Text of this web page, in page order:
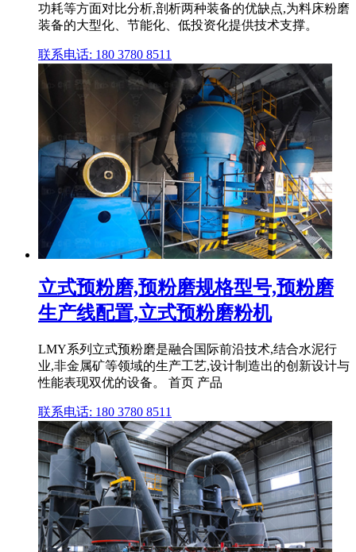
功耗等方面对比分析,剖析两种装备的优缺点,为料床粉磨
装备的大型化、节能化、低投资化提供技术支撑。
联系电话: 180 3780 8511
立式预粉磨,预粉磨规格型号,预粉磨
生产线配置,立式预粉磨粉机
LMY系列立式预粉磨是融合国际前沿技术,结合水泥行
业,非金属矿等领域的生产工艺,设计制造出的创新设计与
性能表现双优的设备。 首页 产品
联系电话: 180 3780 8511